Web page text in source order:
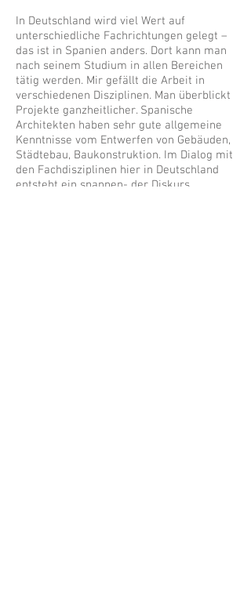
In Deutschland wird viel Wert auf
unterschiedliche Fachrichtungen gelegt –
das ist in Spanien anders. Dort kann man
nach seinem Studium in allen Bereichen
tätig werden. Mir gefällt die Arbeit in
verschiedenen Disziplinen. Man überblickt
Projekte ganzheitlicher. Spanische
Architekten haben sehr gute allgemeine
Kenntnisse vom Entwerfen von Gebäuden,
Städtebau, Baukonstruktion. Im Dialog mit
den Fachdisziplinen hier in Deutschland
entsteht ein spannen- der Diskurs.